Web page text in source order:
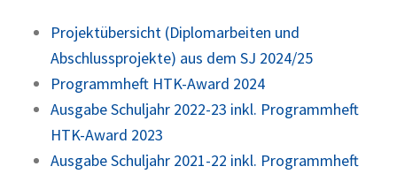
Projektübersicht (Diplomarbeiten und
Abschlussprojekte) aus dem SJ 2024/25
Programmheft HTK-Award 2024
Ausgabe Schuljahr 2022-23 inkl. Programmheft
HTK-Award 2023
Ausgabe Schuljahr 2021-22 inkl. Programmheft